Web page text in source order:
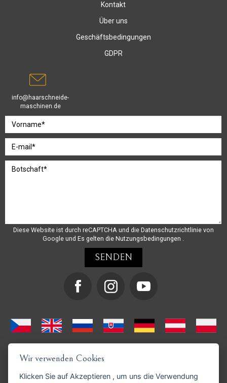
Kontakt
Über uns
Geschäftsbedingungen
GDPR
info@haarschneide-
maschinen.de
Diese Website ist durch reCAPTCHA und die Datenschutzrichtlinie von
Google und Es gelten die Nutzungsbedingungen .
Wir verwenden Cookies
Klicken Sie auf Akzeptieren , um uns die Verwendung